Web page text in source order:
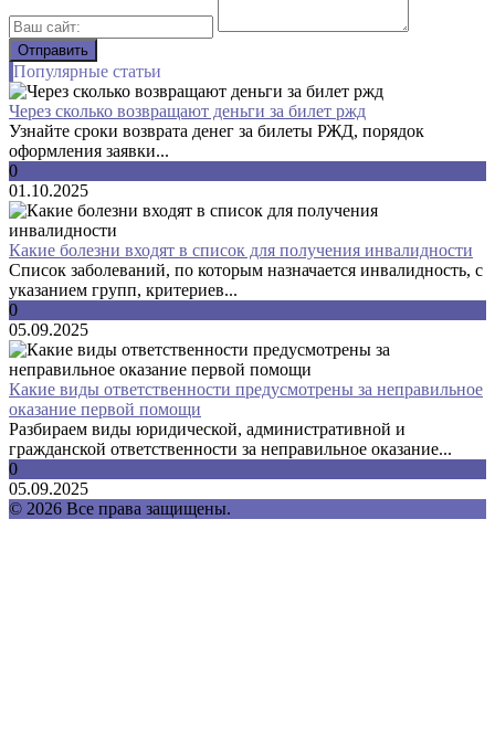
Популярные статьи
Через сколько возвращают деньги за билет ржд
Узнайте сроки возврата денег за билеты РЖД, порядок
оформления заявки...
0
01.10.2025
Какие болезни входят в список для получения инвалидности
Список заболеваний, по которым назначается инвалидность, с
указанием групп, критериев...
0
05.09.2025
Какие виды ответственности предусмотрены за неправильное
оказание первой помощи
Разбираем виды юридической, административной и
гражданской ответственности за неправильное оказание...
0
05.09.2025
© 2026 Все права защищены.